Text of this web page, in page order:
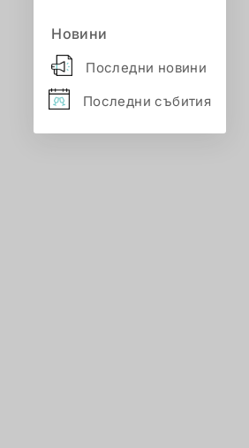
Новини
Последни новини
Последни събития